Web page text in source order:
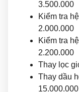
3.500.000
Kiểm tra
2.000.000
Kiểm tra
2.200.000
Thay lọc
Thay dầu
15.000.000